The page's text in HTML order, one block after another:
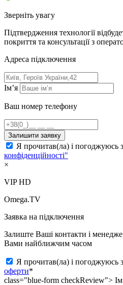
Зверніть увагу
Підтвердження технології
покриття та консультації з
Адресa підключення
Ім’я
Ваш номер телефону
Залишити заявку
Я прочитав(ла) і погоджуюсь
конфіденційності"
×
VIP HD
Omega.TV
Заявка на підключення
Залиште Ваші контакти і
Вами найближчим часом
Я прочитав(ла) і погоджуюсь
оферти*
class="blue-form checkReview">